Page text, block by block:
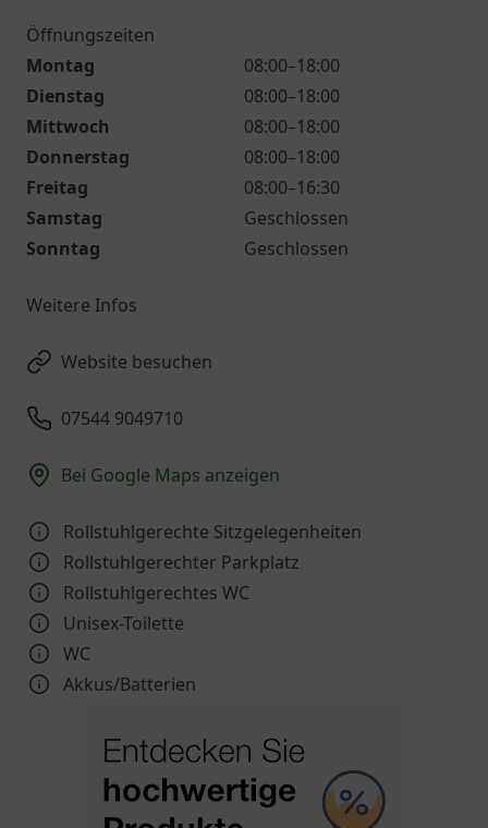
Öffnungszeiten
Montag
08:00–18:00
Dienstag
08:00–18:00
Mittwoch
08:00–18:00
Donnerstag
08:00–18:00
Freitag
08:00–16:30
Samstag
Geschlossen
Sonntag
Geschlossen
Weitere Infos
Website besuchen
07544 9049710
Bei Google Maps anzeigen
Rollstuhlgerechte Sitzgelegenheiten
Rollstuhlgerechter Parkplatz
Rollstuhlgerechtes WC
Unisex-Toilette
WC
Akkus/Batterien